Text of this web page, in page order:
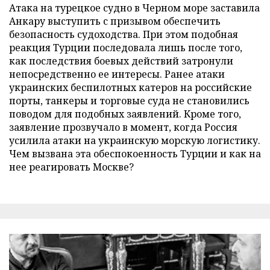
Атака на турецкое судно в Черном море заставила
Анкару выступить с призывом обеспечить
безопасность судоходства. При этом подобная
реакция Турции последовала лишь после того,
как последствия боевых действий затронули
непосредственно ее интересы. Ранее атаки
украинских беспилотных катеров на российские
порты, танкеры и торговые суда не становились
поводом для подобных заявлений. Кроме того,
заявление прозвучало в момент, когда Россия
усилила атаки на украинскую морскую логистику.
Чем вызвана эта обеспокоенность Турции и как на
нее реагировать Москве?